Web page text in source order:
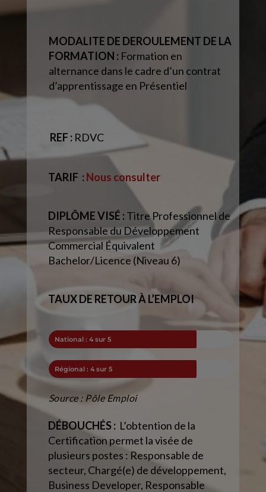
MODALITE DE DEROULEMENT DE LA
FORMATION : Formation en
alternance dans le cadre d’un contrat
d’apprentissage en Présentiel
REF :RDVC
TARIF : Nous consulter
DIPLÔME VISÉ : Titre Professionnel de
Responsable du Développement
Commercial Équivalent
Bachelor/Licence (Niveau 6)
TAUX DE RETOUR À L’EMPLOI
National : 4 sur 5
Régional : 4 sur 5
Source : Pôle Emploi
DÉBOUCHÉS : L’obtention de la
Certification permet la visée de
plusieurs postes : Responsable de
secteur, Chargé(e) de développement,
Business Developer, Responsable